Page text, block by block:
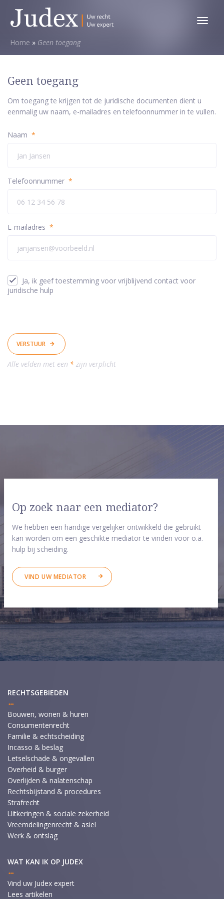
Toggle
Home » Geen toegang
Geen toegang
Om toegang te krijgen tot de juridische documenten dient u
eenmalig uw naam, e-mailadres en telefoonnummer in te vullen.
Naam *
Telefoonnummer *
E-mailadres *
Ja, ik geef toestemming voor vrijblijvend contact voor
juridische hulp
VERSTUUR
Alle velden met een * zijn verplicht
Op zoek naar een mediator?
We hebben een handige vergelijker ontwikkeld die gebruikt
kan worden om een geschikte mediator te vinden voor o.a.
hulp bij scheiding.
VIND UW MEDIATOR
RECHTSGEBIEDEN
Bouwen, wonen & huren
Consumentenrecht
Familie & echtscheiding
Incasso & beslag
Letselschade & ongevallen
Overheid & burger
Overlijden & nalatenschap
Rechtsbijstand & procedures
Strafrecht
Uitkeringen & sociale zekerheid
Vreemdelingenrecht & asiel
Werk & ontslag
WAT KAN IK OP JUDEX
Vind uw Judex expert
Lees artikelen